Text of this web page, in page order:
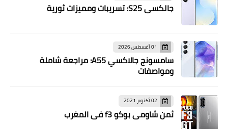
جالكسي S25: تسريبات ومميزات ثورية
01 أغسطس 2026
سامسونج جالاكسي A55: مراجعة شاملة
ومواصفات
02 أكتوبر 2021
ثمن شاومي بوكو f3 في المغرب